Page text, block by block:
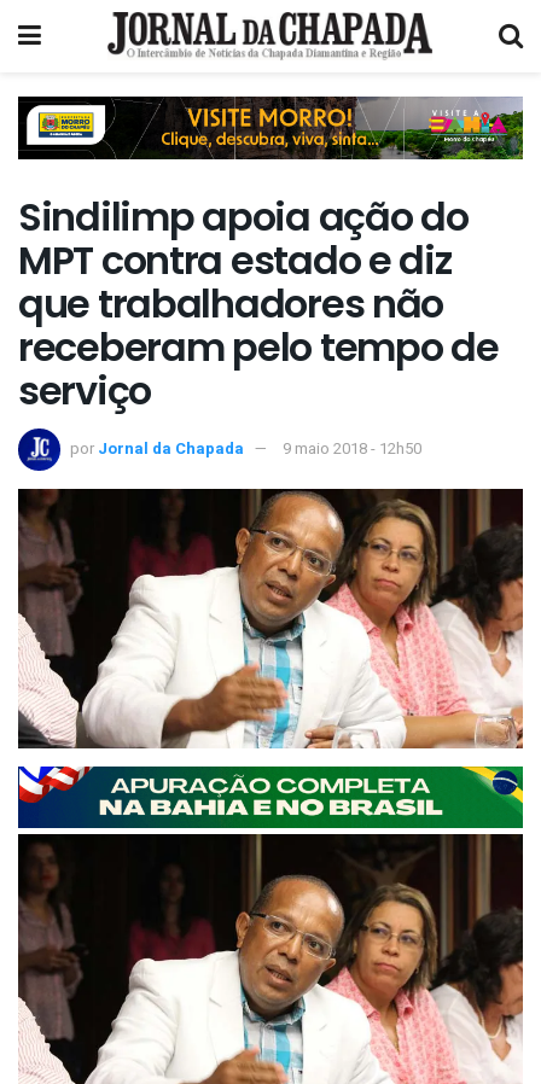
Sindilimp apoia ação do
MPT contra estado e diz
que trabalhadores não
receberam pelo tempo de
serviço
por Jornal da Chapada 9 maio 2018 - 12h50